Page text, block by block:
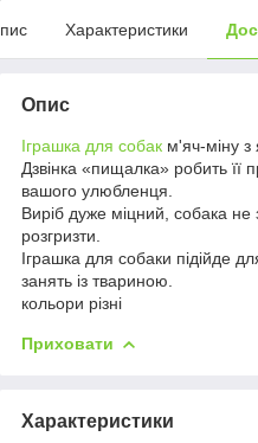
Характеристики
Опис
Іграшка для собак м'яч-міну з
Дзвінка «пищалка» робить її
вашого улюбленця.
Виріб дуже міцний, собака
розгризти.
Іграшка для собаки підійде
занять із твариною.
кольори різні
Приховати
Характеристики